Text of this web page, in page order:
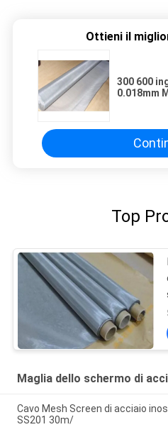
Ottieni il
300 600
0.018mm
Top
Maglia dello schermo di
Cavo Mesh Screen di acciaio
SS201 30m/